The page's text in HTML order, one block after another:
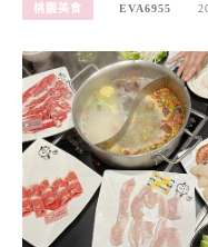
桃園美食 EVA6955